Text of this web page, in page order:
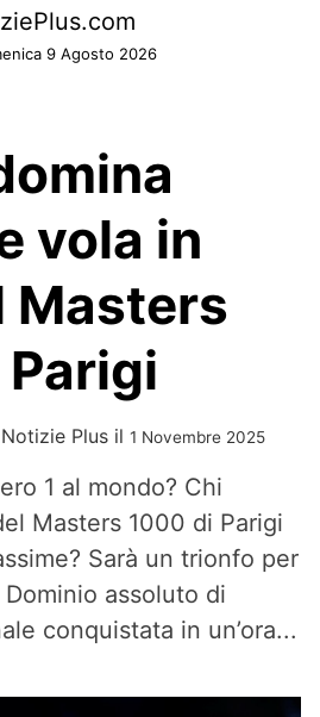
9 Agosto 2026
vola in
Masters
Plus il 1 Novembre 2025
1 al mondo? Chi
Masters 1000 di Parigi
Sarà un trionfo per
Dominio assoluto di
conquistata in un’ora...